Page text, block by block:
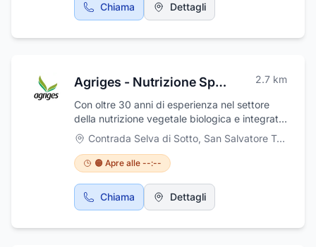
Chiama Dettagli
Agriges - Nutrizione Speciale per L'Agricoltura Biologica e Integrata 2.7 km
Con oltre 30 anni di esperienza nel settore
della nutrizione vegetale biologica e integrata,
Agriges si è affermata come leader nella
produzione e commercializzazione di
specialità nutrizionali per l'agricoltura. I nostri
prodotti sono il risultato di tecnologie
innovative sviluppate dal nostro dipartimento
di ricerca e sviluppo, pensate per rispondere
impegna a supportare un'agricoltura sempre
Contrada Selva di Sotto, San Salvatore Telesino
🟠 Apre alle --:--
Chiama Dettagli